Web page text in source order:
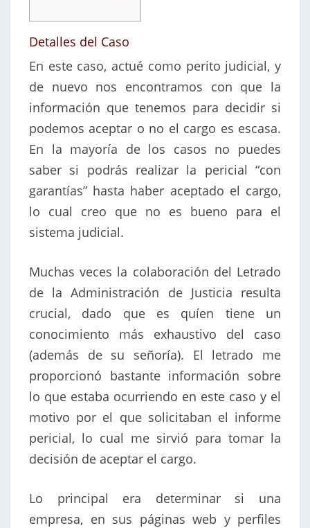
Detalles del Caso
En este caso, actué como perito judicial, y
de nuevo nos encontramos con que la
información que tenemos para decidir si
podemos aceptar o no el cargo es escasa.
En la mayoría de los casos no puedes
saber si podrás realizar la pericial “con
garantías” hasta haber aceptado el cargo,
lo cual creo que no es bueno para el
sistema judicial.
Muchas veces la colaboración del Letrado
de la Administración de Justicia resulta
crucial, dado que es quíen tiene un
conocimiento más exhaustivo del caso
(además de su señoría). El letrado me
proporcionó bastante información sobre
lo que estaba ocurriendo en este caso y el
motivo por el que solicitaban el informe
pericial, lo cual me sirvió para tomar la
decisión de aceptar el cargo.
Lo principal era determinar si una
empresa, en sus páginas web y perfiles